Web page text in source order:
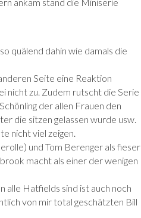
quälend dahin wie damals die
Seite eine Reaktion
nicht zu. Zudem rutscht die Serie
der allen Frauen den
die sitzen gelassen wurde usw.
nicht viel zeigen.
und Tom Berenger als fieser
macht als einer der wenigen
alle Hatfields sind ist auch noch
von mir total geschätzten Bill